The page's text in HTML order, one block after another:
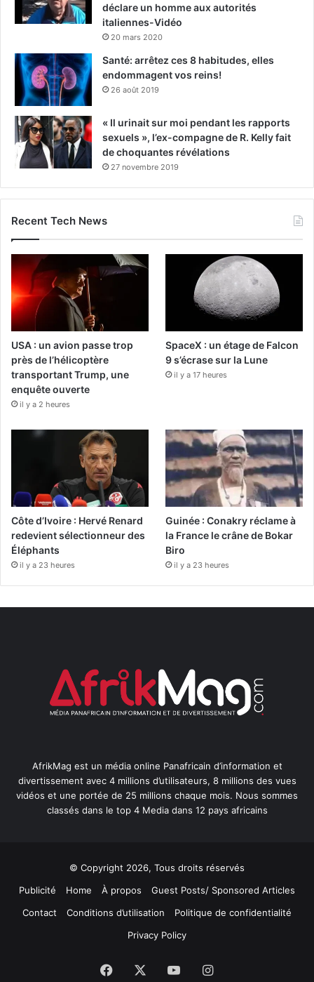
déclare un homme aux autorités
italiennes-Vidéo
20 mars 2020
Santé: arrêtez ces 8 habitudes, elles
endommagent vos reins!
26 août 2019
« Il urinait sur moi pendant les rapports
sexuels », l’ex-compagne de R. Kelly fait
de choquantes révélations
27 novembre 2019
Recent Tech News
USA : un avion passe trop
près de l’hélicoptère
transportant Trump, une
enquête ouverte
il y a 2 heures
SpaceX : un étage de Falcon
9 s’écrase sur la Lune
il y a 17 heures
Côte d’Ivoire : Hervé Renard
redevient sélectionneur des
Éléphants
il y a 23 heures
Guinée : Conakry réclame à
la France le crâne de Bokar
Biro
il y a 23 heures
AfrikMag est un média online Panafricain d’information et
divertissement avec 4 millions d’utilisateurs, 8 millions des vues
vidéos et une portée de 25 millions chaque mois. Nous sommes
classés dans le top 4 Media dans 12 pays africains
© Copyright 2026, Tous droits réservés
Publicité
Home À propos
Guest Posts/ Sponsored Articles
Contact
Conditions d’utilisation
Politique de confidentialité
Privacy Policy
Facebook YouTubeInstagram